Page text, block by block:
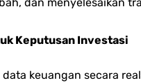
Keputusan Investasi
keuangan secara